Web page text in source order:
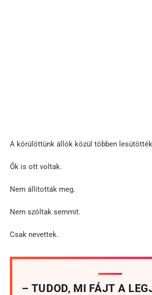
A körülöttünk állók közül többen
Ők is ott voltak.
Nem állították meg.
Nem szóltak semmit.
Csak nevettek.
– TUDOD, MI FÁJT A